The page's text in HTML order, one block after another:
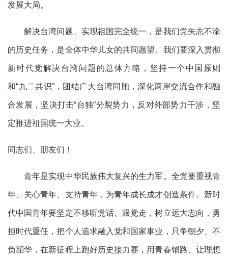
发展大局。
解决台湾问题、实现祖国完全统一，是我们党矢志不渝
的历史任务，是全体中华儿女的共同愿望。我们要深入贯彻
新时代党解决台湾问题的总体方略，坚持一个中国原则
和“九二共识”，团结广大台湾同胞，深化两岸交流合作和融
合发展，坚决打击“台独”分裂势力，反对外部势力干涉，坚
定推进祖国统一大业。
同志们、朋友们！
青年是实现中华民族伟大复兴的生力军。全党要重视青
年、关心青年、支持青年，为青年成长成才创造条件。新时
代中国青年要坚定不移听党话、跟党走，树立远大志向，勇
担时代重任，把个人追求融入党和国家事业，只争朝夕、不
负韶华，在新征程上跑好历史接力赛，用青春铺路、让理想